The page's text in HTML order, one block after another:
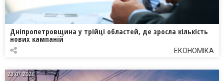
Дніпропетровщина у трійці областей, де зросла кількість
нових кампаній
ЕКОНОМІКА
23.07.2026